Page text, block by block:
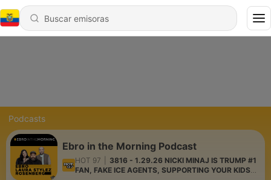
Podcasts
Ebro in the Morning Podcast
HOT 97
3816 - 1.29.26 NICKI MINAJ IS TRUMP #1
FAN, FAKE ICE AGENTS, SUPPORTING YOUR KIDS